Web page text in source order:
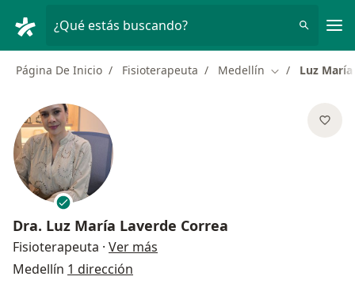
¿Qué estás buscando?
Página De Inicio Fisioterapeuta Medellín Cambiar de
Luz
Dra. Luz María Laverde Correa
Fisioterapeuta · Ver más
Medellín 1 dirección